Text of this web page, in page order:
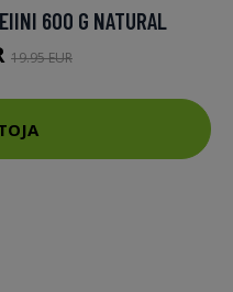
600 G NATURAL
19.95 EUR